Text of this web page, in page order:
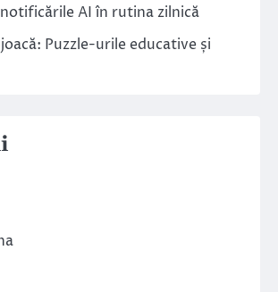
AI în rutina zilnică
Puzzle-urile educative și